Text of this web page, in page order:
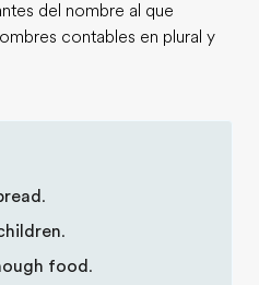
del nombre al que
contables en plural y
.
.
food .